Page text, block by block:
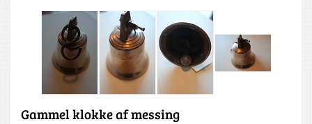
Gammel klokke af messing